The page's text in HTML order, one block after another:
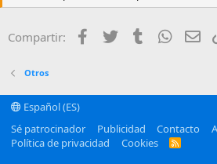
Compartir: Facebook
Twitter Tumblr
Otros
Español (ES)
Sé patrocinador
Publicidad Contacto
Política de privacidad
Cookies
R